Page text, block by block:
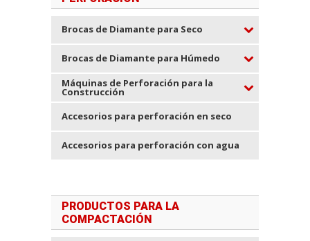
Brocas de Diamante para Seco
Brocas de Diamante para Húmedo
Máquinas de Perforación para la
Construcción
Accesorios para perforación en seco
Accesorios para perforación con agua
PRODUCTOS PARA LA
COMPACTACIÓN